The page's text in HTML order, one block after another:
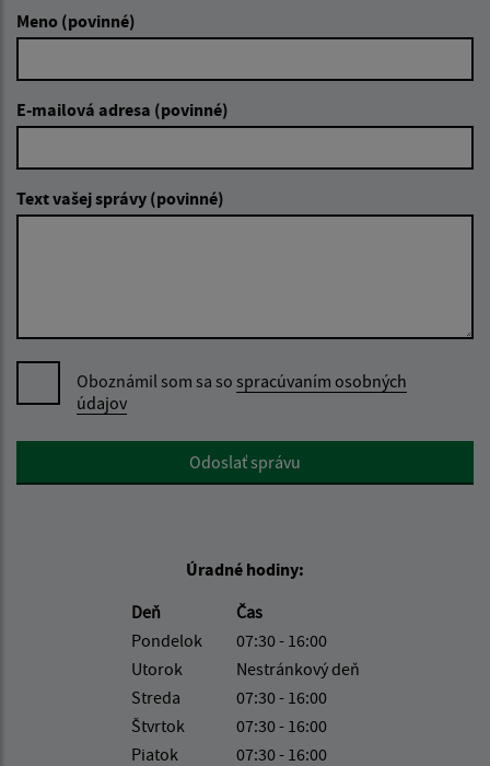
Meno (povinné)
E-mailová adresa (povinné)
Text vašej správy (povinné)
Oboznámil som sa so spracúvaním osobných
údajov
Google reCaptcha ResponseOdoslať správu
Úradné hodiny:
Deň
Čas
Pondelok
07:30 - 16:00
Utorok
Nestránkový deň
Streda
07:30 - 16:00
Štvrtok
07:30 - 16:00
Piatok
07:30 - 16:00